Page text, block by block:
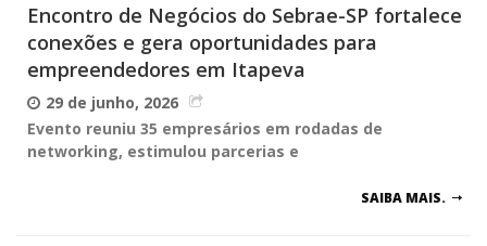
Encontro de Negócios do Sebrae-SP fortalece
conexões e gera oportunidades para
empreendedores em Itapeva
29 de junho, 2026
Evento reuniu 35 empresários em rodadas de
networking, estimulou parcerias e
SAIBA MAIS.